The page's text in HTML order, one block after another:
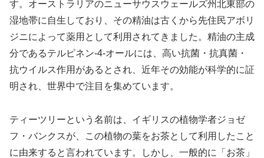
す。オーストラリアのニューサウスウェールズ州北東部の
湿地帯に自生しており、その精油は古くから先住民アボリ
ジニによって薬用として利用されてきました。精油の主成
分であるテルピネン-4-オールには、高い抗菌・抗真菌・
抗ウイルス作用があるとされ、近年その効能が科学的に証
明され、世界中で注目を集めています。
ティーツリーという名前は、イギリスの植物学者ジョゼ
フ・バンクスが、この植物の葉をお茶として利用したこと
に由来すると言われています。しかし、一般的に「お茶」